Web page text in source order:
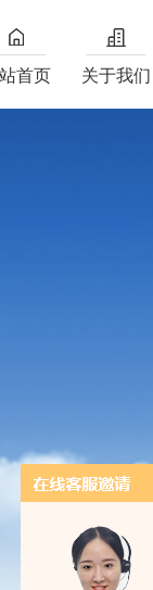
首页 关于我们